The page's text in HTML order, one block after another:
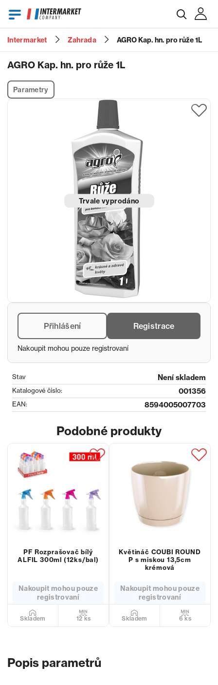
Heslo
Zapomenuté heslo?
Intermarket Zahrada AGRO Kap. hn. pro růže 1L
AGRO Kap. hn. pro růže 1L
Parametry
Trvale vyprodáno
Přihlášení Registrace
Nakoupit mohou pouze registrovaní
Stav Není skladem
Katalogové číslo: 001356
EAN: 8594005007703
Podobné produkty
PF Rozprašovač bílý
ALFIL 300ml (12ks/bal)
Nakoupit mohou pouze
registrovaní
Skladem 12 ks
Květináč COUBI ROUND
P s miskou 13,5cm
krémová
Nakoupit mohou pouze
registrovaní
Skladem 6 ks
Popis parametrů